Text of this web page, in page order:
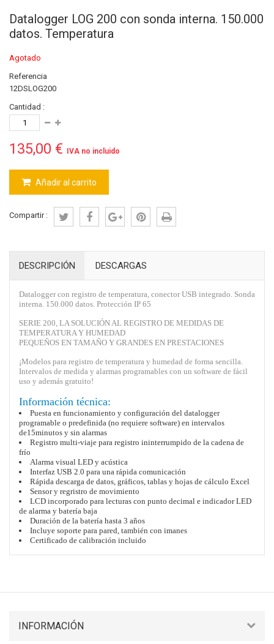
Datalogger LOG 200 con sonda interna. 150.000
datos. Temperatura
Agotado
Referencia
12DSLOG200
Cantidad :
135,00 € IVA no incluido
Añadir al carrito
Compartir :
DESCRIPCIÓN DESCARGAS
Datalogger con registro de temperatura, conector USB integrado. Sonda
interna. 150.000 datos. Protección IP 65
SERIE 200, LA SOLUCIÓN AL REGISTRO DE MEDIDAS DE
TEMPERATURA Y HUMEDAD
PEQUEÑOS EN TAMAÑO Y GRANDES EN PRESTACIONES
¡Modelos para registro de temperatura y humedad de forma sencilla.
Intervalos de medida y alarmas programables con un software de fácil
uso y además gratuito!
Información técnica:
Puesta en funcionamiento y configuración del datalogger
programable o predefinida (no requiere software) en intervalos
de15minutos y sin alarmas
Registro multi-viaje para registro ininterrumpido de la cadena de
frío
Alarma visual LED y acústica
Interfaz USB 2.0 para una rápida comunicación
Rápida descarga de datos, gráficos, tablas y hojas de cálculo Excel
Sensor y regristro de movimiento
LCD incorporado para lecturas con punto decimal e indicador LED
de alarma y batería baja
Duración de la batería hasta 3 años
Incluye soporte para pared, también con imanes
Certificado de calibración incluido
INFORMACIÓN